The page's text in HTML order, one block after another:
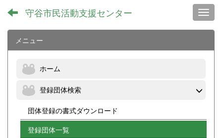
守谷市民活動支援センター
メニュー
ホーム
登録団体検索
団体登録の書式ダウンロード
登録団体一覧